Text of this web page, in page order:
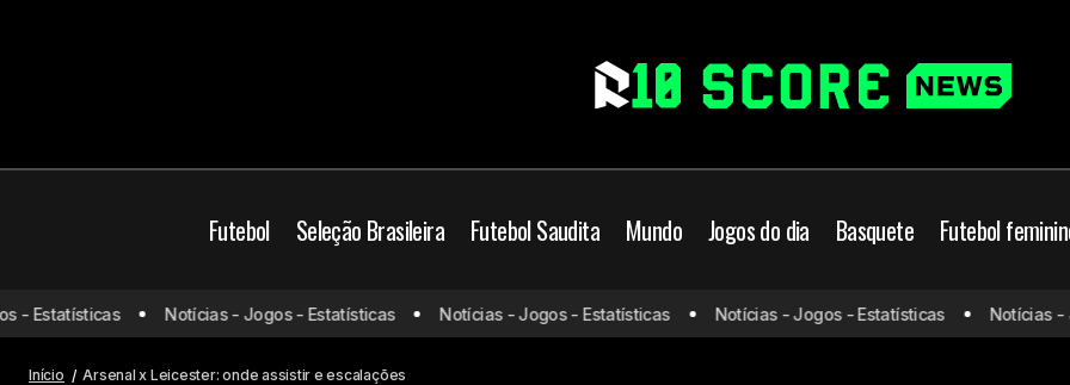
Futebol Seleção Brasileira Futebol Saudita Mundo Jogos do dia Basquete Futebol
Udinese x Inter de Milão: onde assistir
e escalações
Arsenal Premier League Prováveis escalações Arsenal x Leicester: onde assistir
Notícias - Jogos - Estatísticas Notícias - Jogos - Estatísticas Notícias - Jogos - Estatísticas Notícias -
Início Arsenal x Leicester: onde assistir e escalações